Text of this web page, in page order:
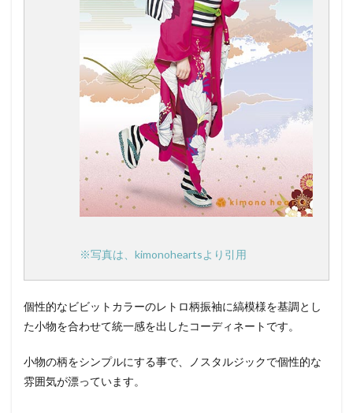
※写真は、kimonoheartsより引用
個性的なビビットカラーのレトロ柄振袖に縞模様を基調とし
た小物を合わせて統一感を出したコーディネートです。
小物の柄をシンプルにする事で、ノスタルジックで個性的な
雰囲気が漂っています。